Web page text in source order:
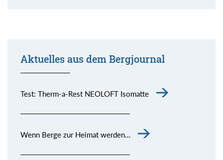
Aktuelles aus dem Bergjournal
Test: Therm-a-Rest NEOLOFT Isomatte
Wenn Berge zur Heimat werden…